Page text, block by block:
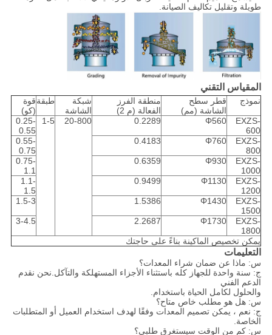
طويلة وتقليل تكاليف الصيانة.
المقياس التقني
نموذج
قطر سطح
الشاشة (مم)
منطقة الفرز
الفعالة (م 2)
شبكة
الشاشة
طبقةقوة
(كو)
EXZS-
600
Φ560
0.2289
20-800
1-5
0.25-
0.55
EXZS-
800
Φ760
0.4183
0.55-
0.75
EXZS-
1000
Φ930
0.6359
0.75-
1.1
EXZS-
1200
Φ1130
0.9499
1.1-
1.5
EXZS-
1500
Φ1430
1.5386
1.5-3
EXZS-
1800
Φ1730
2.2687
3-4.5
يمكن تخصيص الماكينة بناءً على حاجتك
التعليمات
س: ماذا عن ضمان شراء المعدات؟
ج: سنة واحدة للجهاز كله باستثناء الأجزاء المستهلكة والتآكل.نحن نقدم
الدعم الفني
والحلول لكامل الحياة باستخدام.
س: هل هو مطلب خاص متاح؟
ج: نعم ، يمكن تصميم المعدات وفقًا لهدف استخدام العميل أو المتطلبات
الخاصة.
س: كم من الوقت سيستغرق طلبي؟